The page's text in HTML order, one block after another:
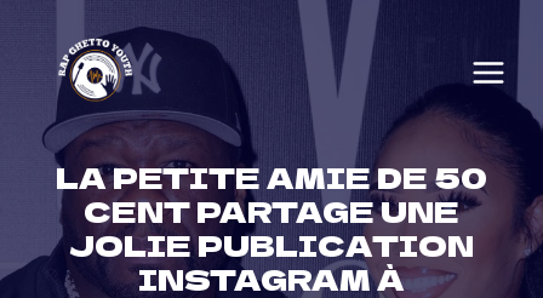
content
LA PETITE AMIE DE 50
CENT PARTAGE UNE
JOLIE PUBLICATION
INSTAGRAM À